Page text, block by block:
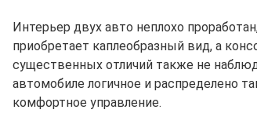
Интерьер двух авто неплохо
приобретает каплеобразный вид, а
существенных отличий также не
автомобиле логичное и распределено
комфортное управление.